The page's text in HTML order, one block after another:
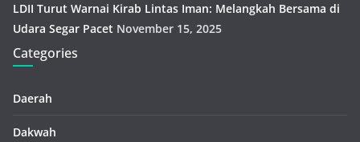
LDII Turut Warnai Kirab Lintas Iman: Melangkah Bersama di
Udara Segar Pacet November 15, 2025
Categories
Daerah
Dakwah